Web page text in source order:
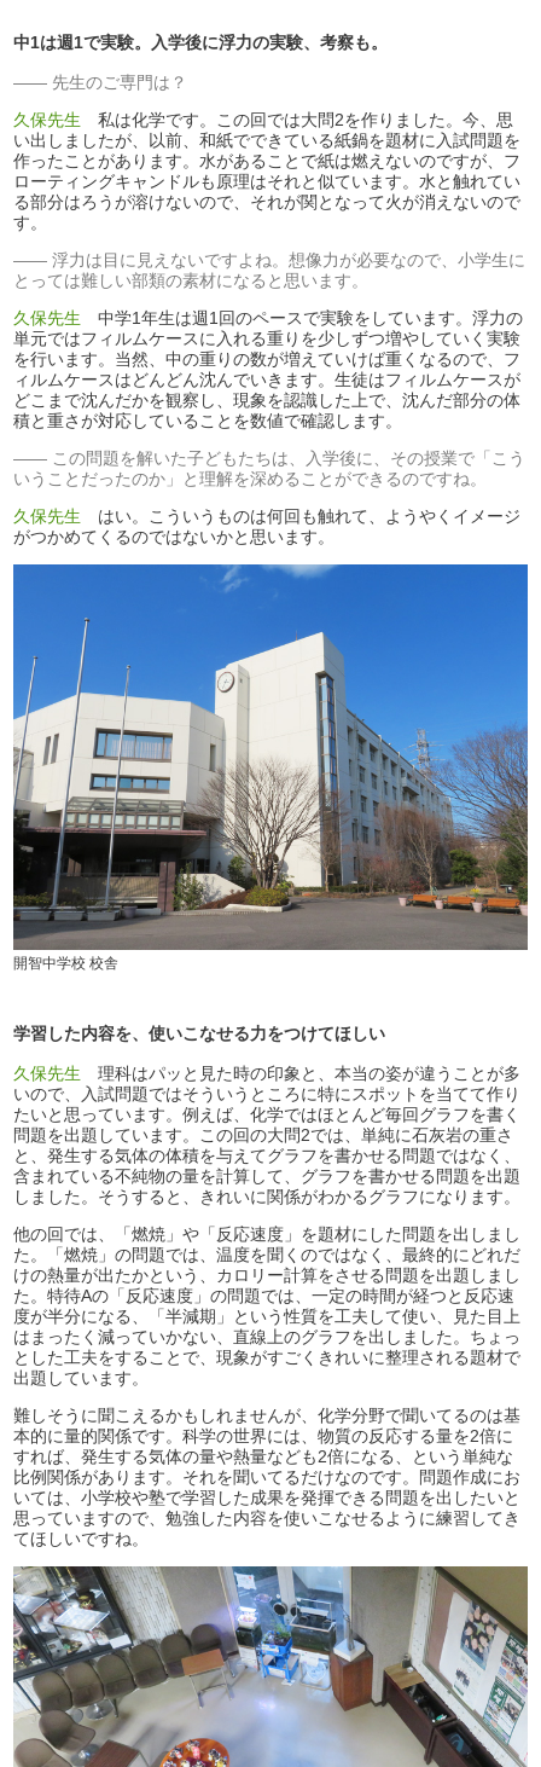
中1は週1で実験。入学後に浮力の実験、考察も。
先生のご専門は？
久保先生 私は化学です。この回では大問2を作りました。今、思
い出しましたが、以前、和紙でできている紙鍋を題材に入試問題を
作ったことがあります。水があることで紙は燃えないのですが、フ
ローティングキャンドルも原理はそれと似ています。水と触れてい
る部分はろうが溶けないので、それが関となって火が消えないので
す。
浮力は目に見えないですよね。想像力が必要なので、小学生に
とっては難しい部類の素材になると思います。
久保先生 中学1年生は週1回のペースで実験をしています。浮力の
単元ではフィルムケースに入れる重りを少しずつ増やしていく実験
を行います。当然、中の重りの数が増えていけば重くなるので、フ
ィルムケースはどんどん沈んでいきます。生徒はフィルムケースが
どこまで沈んだかを観察し、現象を認識した上で、沈んだ部分の体
積と重さが対応していることを数値で確認します。
この問題を解いた子どもたちは、入学後に、その授業で「こう
いうことだったのか」と理解を深めることができるのですね。
久保先生 はい。こういうものは何回も触れて、ようやくイメージ
がつかめてくるのではないかと思います。
開智中学校 校舎
学習した内容を、使いこなせる力をつけてほしい
久保先生 理科はパッと見た時の印象と、本当の姿が違うことが多
いので、入試問題ではそういうところに特にスポットを当てて作り
たいと思っています。例えば、化学ではほとんど毎回グラフを書く
問題を出題しています。この回の大問2では、単純に石灰岩の重さ
と、発生する気体の体積を与えてグラフを書かせる問題ではなく、
含まれている不純物の量を計算して、グラフを書かせる問題を出題
しました。そうすると、きれいに関係がわかるグラフになります。
他の回では、「燃焼」や「反応速度」を題材にした問題を出しまし
た。「燃焼」の問題では、温度を聞くのではなく、最終的にどれだ
けの熱量が出たかという、カロリー計算をさせる問題を出題しまし
た。特待Aの「反応速度」の問題では、一定の時間が経つと反応速
度が半分になる、「半減期」という性質を工夫して使い、見た目上
はまったく減っていかない、直線上のグラフを出しました。ちょっ
とした工夫をすることで、現象がすごくきれいに整理される題材で
出題しています。
難しそうに聞こえるかもしれませんが、化学分野で聞いてるのは基
本的に量的関係です。科学の世界には、物質の反応する量を2倍に
すれば、発生する気体の量や熱量なども2倍になる、という単純な
比例関係があります。それを聞いてるだけなのです。問題作成にお
いては、小学校や塾で学習した成果を発揮できる問題を出したいと
思っていますので、勉強した内容を使いこなせるように練習してき
てほしいですね。